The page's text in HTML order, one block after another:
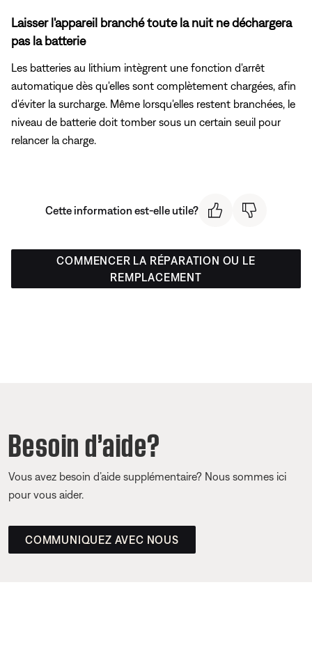
Laisser l'appareil branché toute la nuit ne déchargera
pas la batterie
Les batteries au lithium intègrent une fonction d'arrêt
automatique dès qu'elles sont complètement chargées, afin
d'éviter la surcharge. Même lorsqu'elles restent branchées, le
niveau de batterie doit tomber sous un certain seuil pour
relancer la charge.
Cette information est-elle utile?
COMMENCER LA RÉPARATION OU LE
REMPLACEMENT
Besoin d’aide?
Vous avez besoin d’aide supplémentaire? Nous sommes ici
pour vous aider.
COMMUNIQUEZ AVEC NOUS